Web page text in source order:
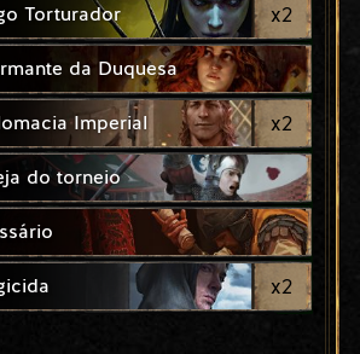
Torturador x2
da Duquesa
Imperial x2
do torneio
x2